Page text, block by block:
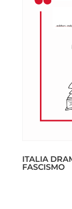
ITALIA
FASCISMO